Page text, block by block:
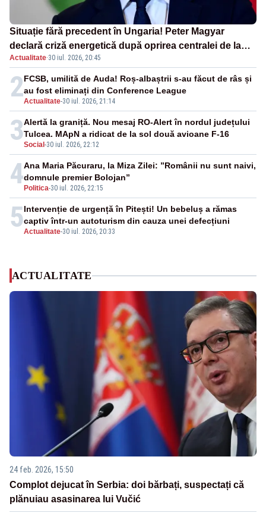
Situație fără precedent în Ungaria! Peter Magyar
declară criză energetică după oprirea centralei de la
Paks
Actualitate·30 iul. 2026, 20:45
2Actualitate-30 iul. 2026, 21:14
FCSB, umilită de Auda! Roș-albaștrii s-au făcut de râs și
au fost eliminați din Conference League
3Social -30 iul. 2026, 22:12
Alertă la graniță. Nou mesaj RO-Alert în nordul județului
Tulcea. MApN a ridicat de la sol două avioane F-16
4 Politica-30 iul. 2026, 22:15
Ana Maria Păcuraru, la Miza Zilei: ”Românii nu sunt naivi,
domnule premier Bolojan”
5Actualitate-30 iul. 2026, 20:33
Intervenție de urgență în Pitești! Un bebeluș a rămas
captiv într-un autoturism din cauza unei defecțiuni
ACTUALITATE
24 feb. 2026, 15:50
Complot dejucat în Serbia: doi bărbați, suspectați că
plănuiau asasinarea lui Vučić